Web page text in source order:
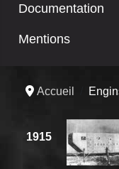
Documentation
Mentions
Accueil
1915